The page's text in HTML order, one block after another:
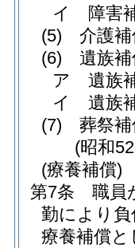
イ
障害
(5)
介護
(6)
遺族
ア
遺族
イ
遺族
(7)
葬祭
(昭和
(療養補償)
第7条
職員
勤により
療養補償